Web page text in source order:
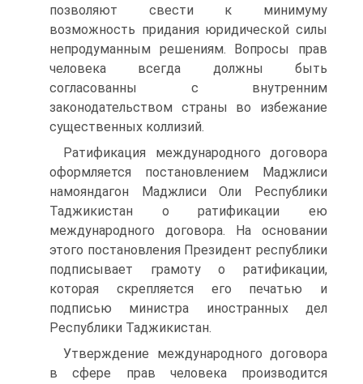
позволяют свести к минимуму
возможность придания юридической силы
непродуманным решениям. Вопросы прав
человека всегда должны быть
согласованны с внутренним
законодательством страны во избежание
существенных коллизий.
Ратификация международного договора
оформляется постановлением Маджлиси
намояндагон Маджлиси Оли Республики
Таджикистан о ратификации ею
международного договора. На основании
этого постановления Президент республики
подписывает грамоту о ратификации,
которая скрепляется его печатью и
подписью министра иностранных дел
Республики Таджикистан.
Утверждение международного договора
в сфере прав человека производится